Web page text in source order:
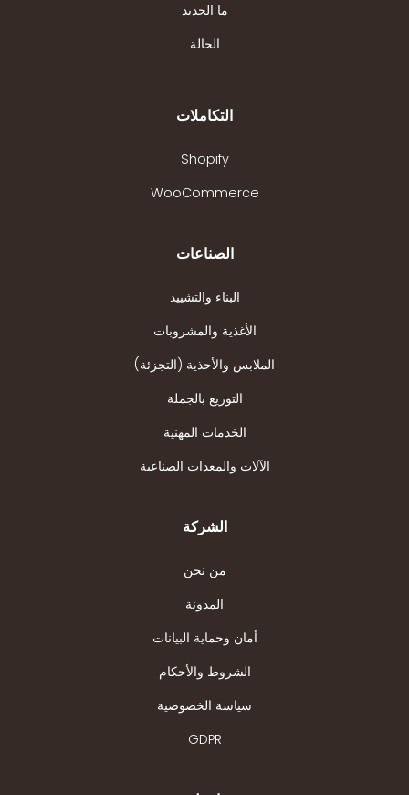
ما الجديد
الحالة
التكاملات
Shopify
WooCommerce
الصناعات
البناء والتشييد
الأغذية والمشروبات
الملابس والأحذية (التجزئة)
التوزيع بالجملة
الخدمات المهنية
الآلات والمعدات الصناعية
الشركة
من نحن
المدونة
أمان وحماية البيانات
الشروط والأحكام
سياسة الخصوصية
GDPR